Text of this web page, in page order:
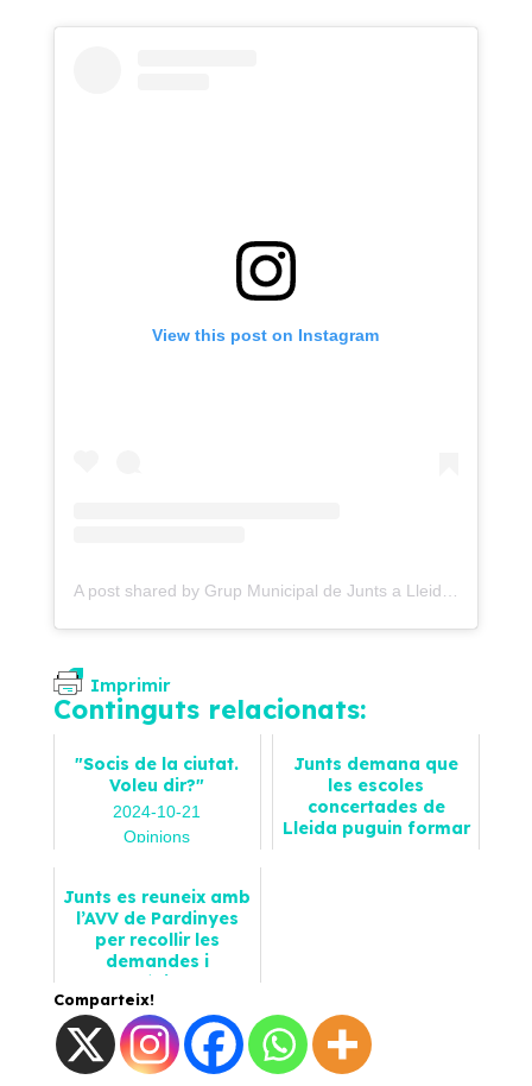
View this post on Instagram
A post shared by Grup Municipal de Junts a Lleida - Paeria (@juntsxcatlleida)
Imprimir
Continguts relacionats:
"Socis de la ciutat.
Voleu dir?"
2024-10-21
Opinions
Junts demana que
les escoles
concertades de
Lleida puguin formar
Junts es reuneix amb
l’AVV de Pardinyes
per recollir les
demandes i
barri
2023-12-20
Notícies
Comparteix!